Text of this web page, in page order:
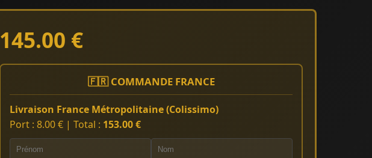
145.00 €
🇫🇷 COMMANDE FRANCE
Livraison France Métropolitaine (Colissimo)
Port : 8.00 € | Total : 153.00 €